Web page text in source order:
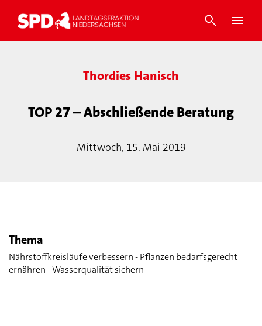
Thordies Hanisch
TOP 27 – Abschließende Beratung
Mittwoch, 15. Mai 2019
Thema
Nährstoffkreisläufe verbessern - Pflanzen bedarfsgerecht
ernähren - Wasserqualität sichern